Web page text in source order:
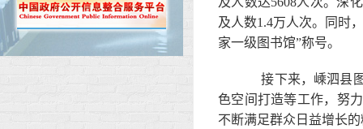
及人数1.4万人次。同时
家一级图书馆”称号。
接下来，嵊泗县图
色空间打造等工作，努
不断满足群众日益增长